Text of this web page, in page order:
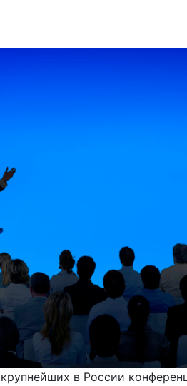
в России